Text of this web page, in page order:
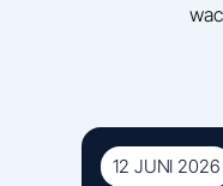
12 JUNI 2026